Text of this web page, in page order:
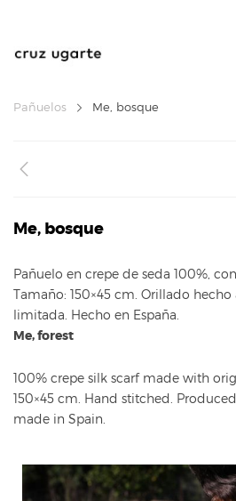
Pañuelos Me, bosque
Me, bosque
Pañuelo en crepe de seda 100%,
Tamaño: 150×45 cm. Orillado
limitada. Hecho en España.
Me, forest
100% crepe silk scarf made with
150×45 cm. Hand stitched.
made in Spain.